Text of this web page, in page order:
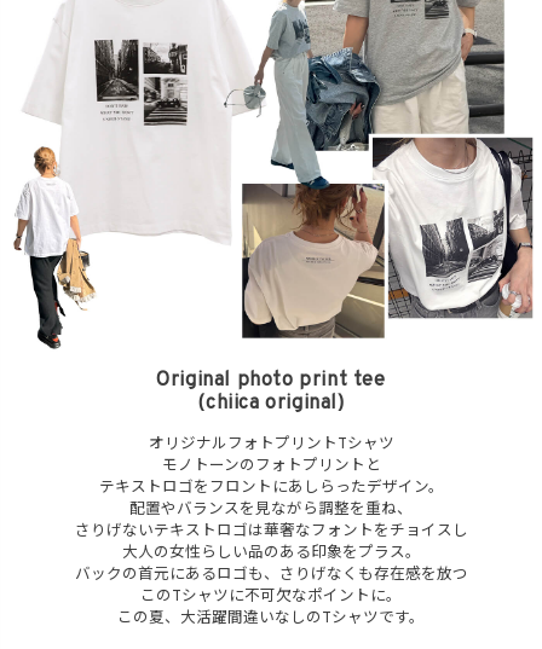
Original photo print tee
(chiica original)
オリジナルフォトプリントTシャツ
モノトーンのフォトプリントと
テキストロゴをフロントにあしらったデザイン。
配置やバランスを見ながら調整を重ね、
さりげないテキストロゴは華奢なフォントをチョイスし
大人の女性らしい品のある印象をプラス。
バックの首元にあるロゴも、さりげなくも存在感を放つ
このTシャツに不可欠なポイントに。
この夏、大活躍間違いなしのTシャツです。